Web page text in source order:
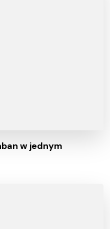
w jednym